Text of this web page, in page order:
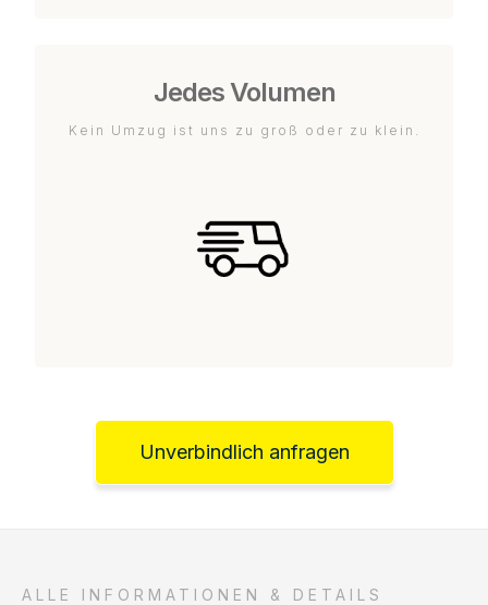
Jedes Volumen
Kein Umzug ist uns zu groß oder zu klein.
Unverbindlich anfragen
ALLE INFORMATIONEN & DETAILS